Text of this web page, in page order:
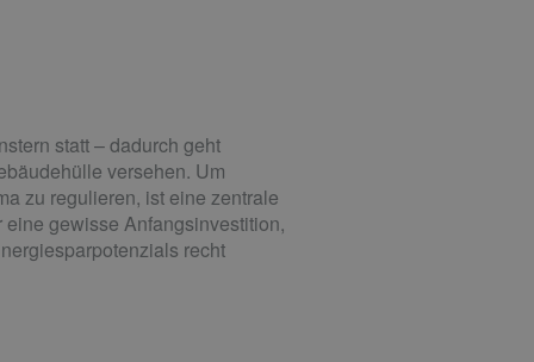
statt – dadurch geht
versehen. Um
zu regulieren, ist eine zentrale
gewisse Anfangsinvestition,
recht